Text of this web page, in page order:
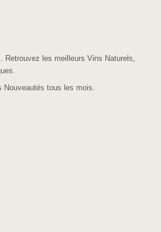
Retrouvez les meilleurs Vins Naturels,
Nouveautés tous les mois.